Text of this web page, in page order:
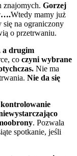
znajomych. Gorzej
Wtedy mamy już
się na ograniczony
o przetrwaniu.
a drugim
co czyni wybrane
Nie ma
Nie da się
. Pozwala
spotkanie, jeśli